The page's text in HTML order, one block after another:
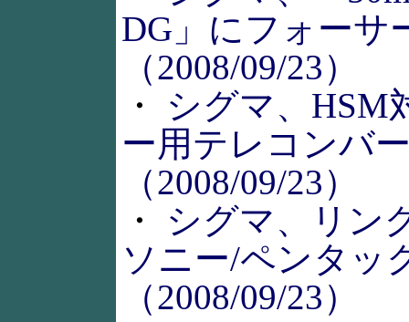
DG」にフォーサ
（2008/09/23）
・ シグマ、HSM
ー用テレコンバ
（2008/09/23）
・ シグマ、リン
ソニー/ペンタッ
（2008/09/23）